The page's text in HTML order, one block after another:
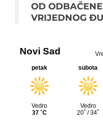
OD
VRIJEDNOG